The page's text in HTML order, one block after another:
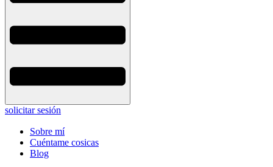
solicitar sesión
Sobre mí
Cuéntame cosicas
Blog